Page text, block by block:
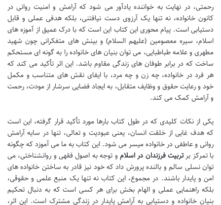
رحمتی، در نهایت به خواننده یادآور می شود که آرامش و امنیت روانی در
کانون خانواده، نه تنها یک آرزوی دست نیافتنی، بلکه هدفی عملی و قابل
دستیابی است. پیام محوری این کتاب این است که با درک عمیق از آموزه های
اسلام، سیره معصومین (علیهم السلام) و بینش های متفکرانی چون شهید
مطهری و علامه طباطبایی، می توان بنیان های خانواده را به گونه ای مستحکم
ساخت که در برابر طوفان های زندگی مقاوم باشد. این اثر تأکید می کند که
هر فرد در خانواده، چه زن و چه مرد، با ایفای نقش های متناسب و مکمل
خود و رعایت حقوق و وظایف متقابل، به ایجاد فضایی سرشار از مودت، رحمت
و آرامش کمک می کند.
یکی از نکات کلیدی که در طول کتاب بارها مورد تأکید قرار گرفته، این است
که هدف غایی از خلقت انسان، یعنی عبودیت و تعالی، تنها در سایه آرامش
روانی و عاطفی در خانواده میسر می شود. این کتاب به ما می آموزد که چگونه
با تمرکز برتربیت فرزندان در اسلام و توجه به اصول فقهی و روانشناختی، می
توان نسلی سالم و بالنده پرورش داد که خود نیز قادر به ساختن خانواده های
امن و پایدار باشند. در مجموع، این کتاب نه تنها یک منبع علمی و حقوقی،
بلکه راهنمایی عملی و الهام بخش برای هر کسی است که به دنبال تحکیم
بنیان خانواده و دستیابی به آرامش پایدار در زندگی مشترک است. این اثر،